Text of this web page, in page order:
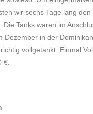
wir sechs Tage lang den
Die Tanks waren im
Dezember in der
vollgetankt. Einmal
€.